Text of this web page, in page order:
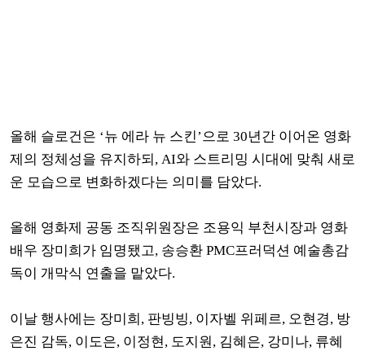
올해 슬로건은 ‘뉴 에라 뉴 스킨’으로 30년간 이어온 영화
제의 정체성을 유지하되, AI와 스트리밍 시대에 맞춰 새로
운 모습으로 변화하겠다는 의미를 담았다.
올해 영화제 공동 조직위원장은 조용익 부천시장과 영화
배우 장미희가 임명됐고, 송승환 PMC프러덕션 예술총감
독이 개막식 연출을 맡았다.
이날 행사에는 장미희, 판빙빙, 이자벨 위페르, 오현경, 방
은진 감독, 이도은, 이정현, 도지원, 김혜은, 강미나, 류혜